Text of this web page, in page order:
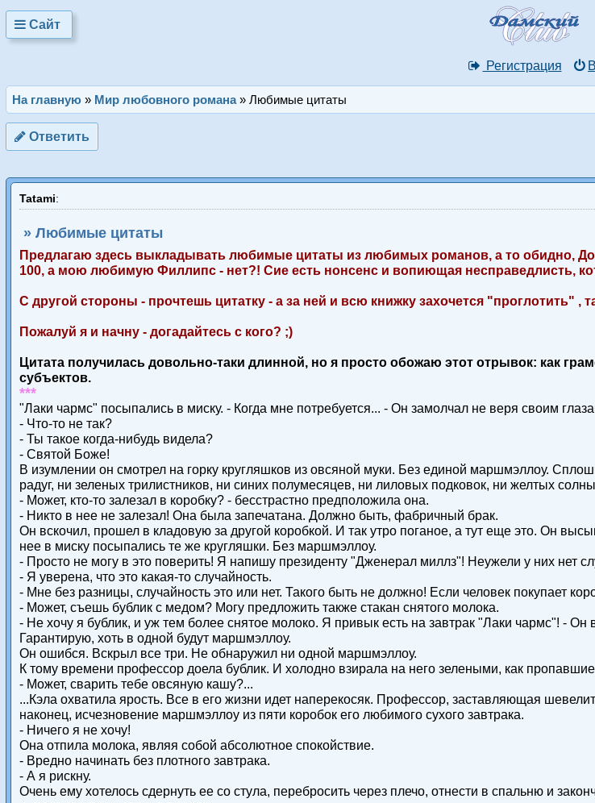
Сайт
Регистрация
На главную » Мир любовного романа» Любимые цитаты
Ответить
Tatami:
» Любимые цитаты
Предлагаю здесь выкладывать любимые цитаты из любимых романов, а то обидно,
100, а мою любимую Филлипс - нет?! Сие есть нонсенс и вопиющая несправедлисть,
С другой стороны - прочтешь цитатку - а за ней и всю книжку захочется "проглотить"
Пожалуй я и начну - догадайтесь с кого? ;)
Цитата получилась довольно-таки длинной, но я просто обожаю этот отрывок: как
субъектов.
***
"Лаки чармс" посыпались в миску. - Когда мне потребуется... - Он замолчал не веря своим
- Что-то не так?
- Ты такое когда-нибудь видела?
- Святой Боже!
В изумлении он смотрел на горку кругляшков из овсяной муки. Без единой маршмэллоу.
радуг, ни зеленых трилистников, ни синих полумесяцев, ни лиловых подковок, ни желтых
- Может, кто-то залезал в коробку? - бесстрастно предположила она.
- Никто в нее не залезал! Она была запечатана. Должно быть, фабричный брак.
Он вскочил, прошел в кладовую за другой коробкой. И так утро поганое, а тут еще это. Он
нее в миску посыпались те же кругляшки. Без маршмэллоу.
- Просто не могу в это поверить! Я напишу президенту "Дженерал миллз"! Неужели у них нет
- Я уверена, что это какая-то случайность.
- Мне без разницы, случайность это или нет. Такого быть не должно! Если человек покупает
- Может, съешь бублик с медом? Могу предложить также стакан снятого молока.
- Не хочу я бублик, и уж тем более снятое молоко. Я привык есть на завтрак "Лаки чармс"! -
Гарантирую, хоть в одной будут маршмэллоу.
Он ошибся. Вскрыл все три. Не обнаружил ни одной маршмэллоу.
К тому времени профессор доела бублик. И холодно взирала на него зелеными, как
- Может, сварить тебе овсяную кашу?...
...Кэла охватила ярость. Все в его жизни идет наперекосяк. Профессор, заставляющая
наконец, исчезновение маршмэллоу из пяти коробок его любимого сухого завтрака.
- Ничего я не хочу!
Она отпила молока, являя собой абсолютное спокойствие.
- Вредно начинать без плотного завтрака.
- А я рискну.
Очень ему хотелось сдернуть ее со стула, перебросить через плечо, отнести в спальню и